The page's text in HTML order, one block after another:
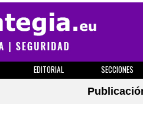
EDITORIAL SECCIONES